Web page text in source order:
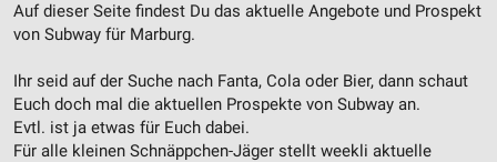
Auf dieser Seite findest Du das aktuelle Angebote und Prospekt
von Subway für Marburg.
Ihr seid auf der Suche nach Fanta, Cola oder Bier, dann schaut
Euch doch mal die aktuellen Prospekte von Subway an.
Evtl. ist ja etwas für Euch dabei.
Für alle kleinen Schnäppchen-Jäger stellt weekli aktuelle